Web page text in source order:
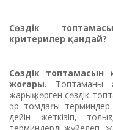
Сөздік
критерилер қандай?
Сөздік топтамасын
жоғары. Топтаманы
жарық көрген сөздік
әр томдағы
дейін жеткізіп,
терминдерді жүйелеп,